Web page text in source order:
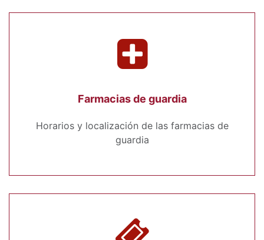
Farmacias de guardia
Horarios y localización de las farmacias de
guardia